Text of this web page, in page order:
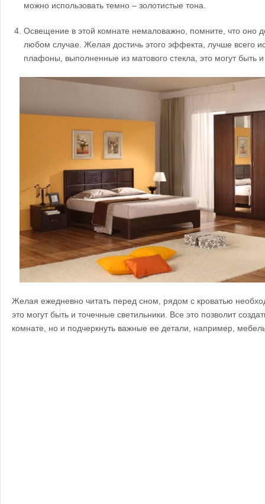
можно использовать темно – золотистые тона.
Освещение в этой комнате немаловажно, помните, что оно
любом случае. Желая достичь этого эффекта, лучше всего
плафоны, выполненные из матового стекла, это могут быть и
Желая ежедневно читать перед сном, рядом с кроватью
это могут быть и точечные светильники. Все это позволит
комнате, но и подчеркнуть важные ее детали, например,